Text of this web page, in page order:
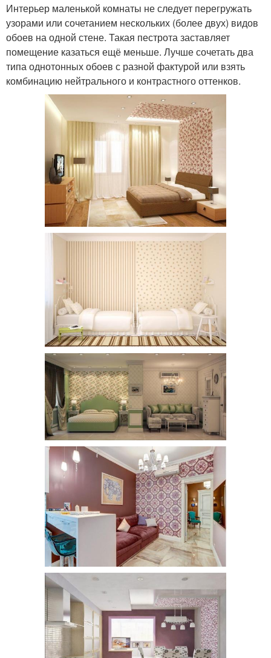
Интерьер маленькой комнаты не следует перегружать
узорами или сочетанием нескольких (более двух) видов
обоев на одной стене. Такая пестрота заставляет
помещение казаться ещё меньше. Лучше сочетать два
типа однотонных обоев с разной фактурой или взять
комбинацию нейтрального и контрастного оттенков.